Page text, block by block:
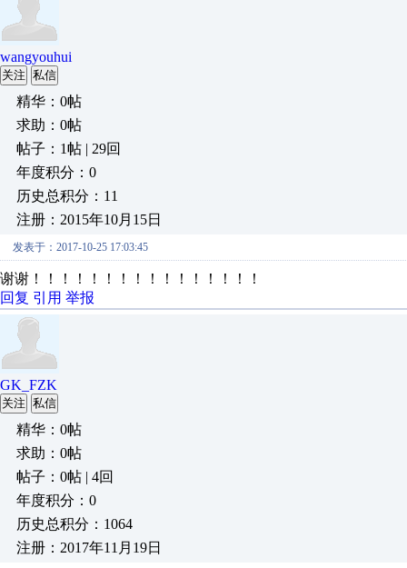
wangyouhui
关注 私信
精华：0帖
求助：0帖
帖子：1帖 | 29回
年度积分：0
历史总积分：11
注册：2015年10月15日
发表于：2017-10-25 17:03:45
谢谢！！！！！！！！！！！！！！！！
回复 引用 举报
GK_FZK
关注 私信
精华：0帖
求助：0帖
帖子：0帖 | 4回
年度积分：0
历史总积分：1064
注册：2017年11月19日